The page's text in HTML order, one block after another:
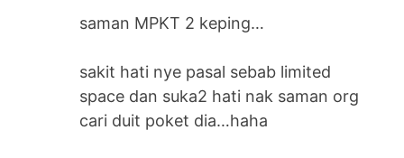
saman MPKT 2 keping…
sakit hati nye pasal sebab limited
space dan suka2 hati nak saman org
cari duit poket dia…haha